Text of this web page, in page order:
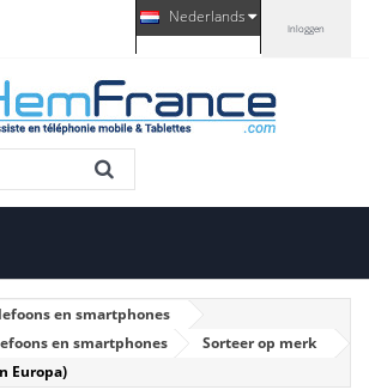
Inloggen
Nederlands
en smartphones
en smartphones
Sorteer op merk
Europa)